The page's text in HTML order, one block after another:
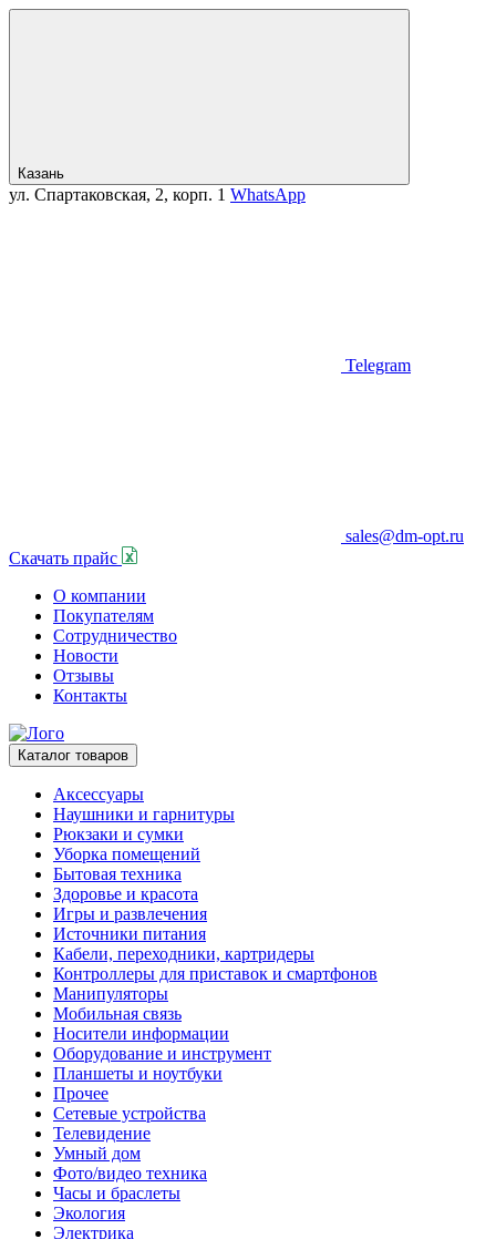
Казань
ул. Спартаковская, 2, корп. 1 WhatsApp
Telegram
sales@dm-opt.ru
Скачать прайс
О компании
Покупателям
Сотрудничество
Новости
Отзывы
Контакты
Каталог товаров
Аксессуары
Наушники и гарнитуры
Рюкзаки и сумки
Уборка помещений
Бытовая техника
Здоровье и красота
Игры и развлечения
Источники питания
Кабели, переходники, картридеры
Контроллеры для приставок и смартфонов
Манипуляторы
Мобильная связь
Носители информации
Оборудование и инструмент
Планшеты и ноутбуки
Прочее
Сетевые устройства
Телевидение
Умный дом
Фото/видео техника
Часы и браслеты
Экология
Электрика